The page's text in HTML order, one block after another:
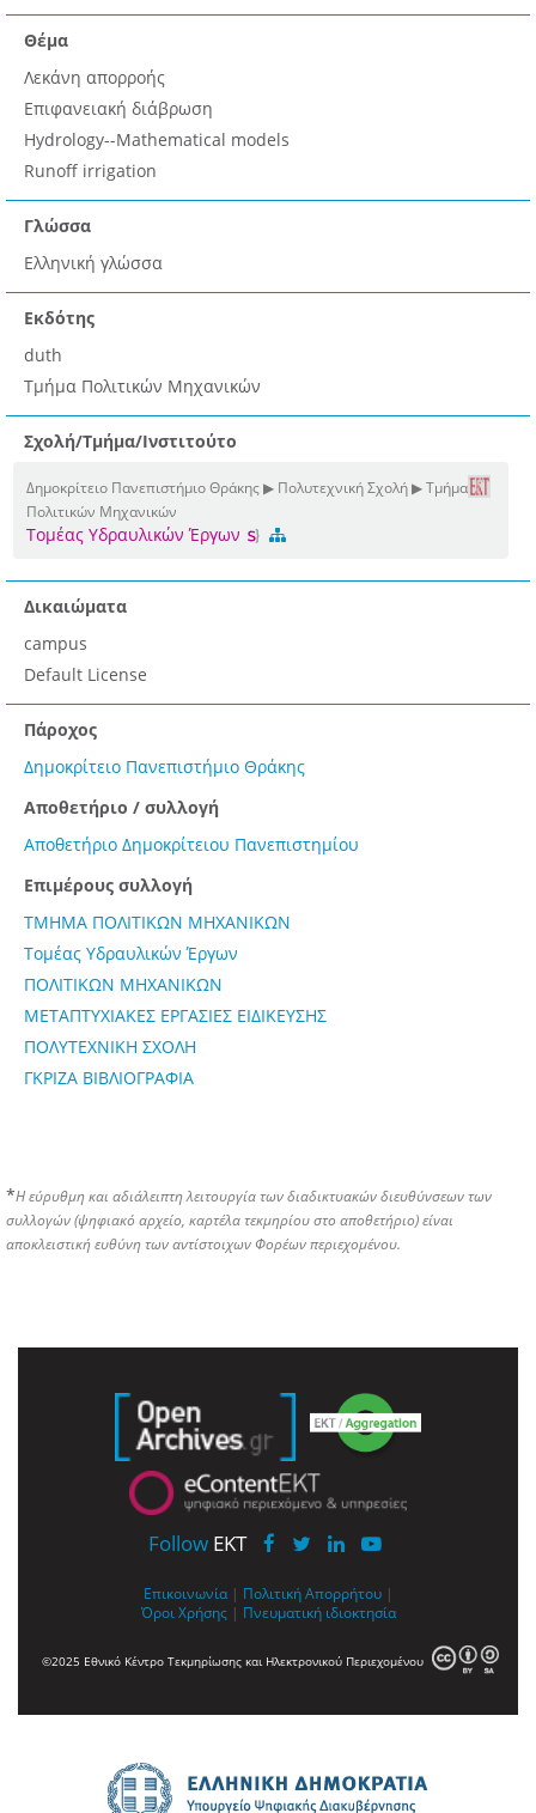
Θέμα
Λεκάνη απορροής
Επιφανειακή διάβρωση
Hydrology--Mathematical models
Runoff irrigation
Γλώσσα
Ελληνική γλώσσα
Εκδότης
duth
Τμήμα Πολιτικών Μηχανικών
Σχολή/Τμήμα/Ινστιτούτο
Δημοκρίτειο Πανεπιστήμιο Θράκης ▶ Πολυτεχνική Σχολή ▶ Τμήμα
Πολιτικών Μηχανικών
Τομέας Υδραυλικών Έργων
Δικαιώματα
campus
Default License
Πάροχος
Δημοκρίτειο Πανεπιστήμιο Θράκης
Αποθετήριο / συλλογή
Αποθετήριο Δημοκρίτειου Πανεπιστημίου
Επιμέρους συλλογή
ΤΜΗΜΑ ΠΟΛΙΤΙΚΩΝ ΜΗΧΑΝΙΚΩΝ
Τομέας Υδραυλικών Έργων
ΠΟΛΙΤΙΚΩΝ ΜΗΧΑΝΙΚΩΝ
ΜΕΤΑΠΤΥΧΙΑΚΕΣ ΕΡΓΑΣΙΕΣ ΕΙΔΙΚΕΥΣΗΣ
ΠΟΛΥΤΕΧΝΙΚΗ ΣΧΟΛΗ
ΓΚΡΙΖΑ ΒΙΒΛΙΟΓΡΑΦΙΑ
*Η εύρυθμη και αδιάλειπτη λειτουργία των διαδικτυακών διευθύνσεων των
συλλογών (ψηφιακό αρχείο, καρτέλα τεκμηρίου στο αποθετήριο) είναι
αποκλειστική ευθύνη των αντίστοιχων Φορέων περιεχομένου.
Follow EKT
Επικοινωνία | Πολιτική Απορρήτου |
Όροι Χρήσης | Πνευματική ιδιοκτησία
©2025 Εθνικό Κέντρο Τεκμηρίωσης και Ηλεκτρονικού Περιεχομένου